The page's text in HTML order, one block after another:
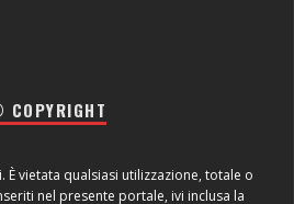
COPYRIGHT
vietata qualsiasi utilizzazione, totale o
nel presente portale, ivi inclusa la